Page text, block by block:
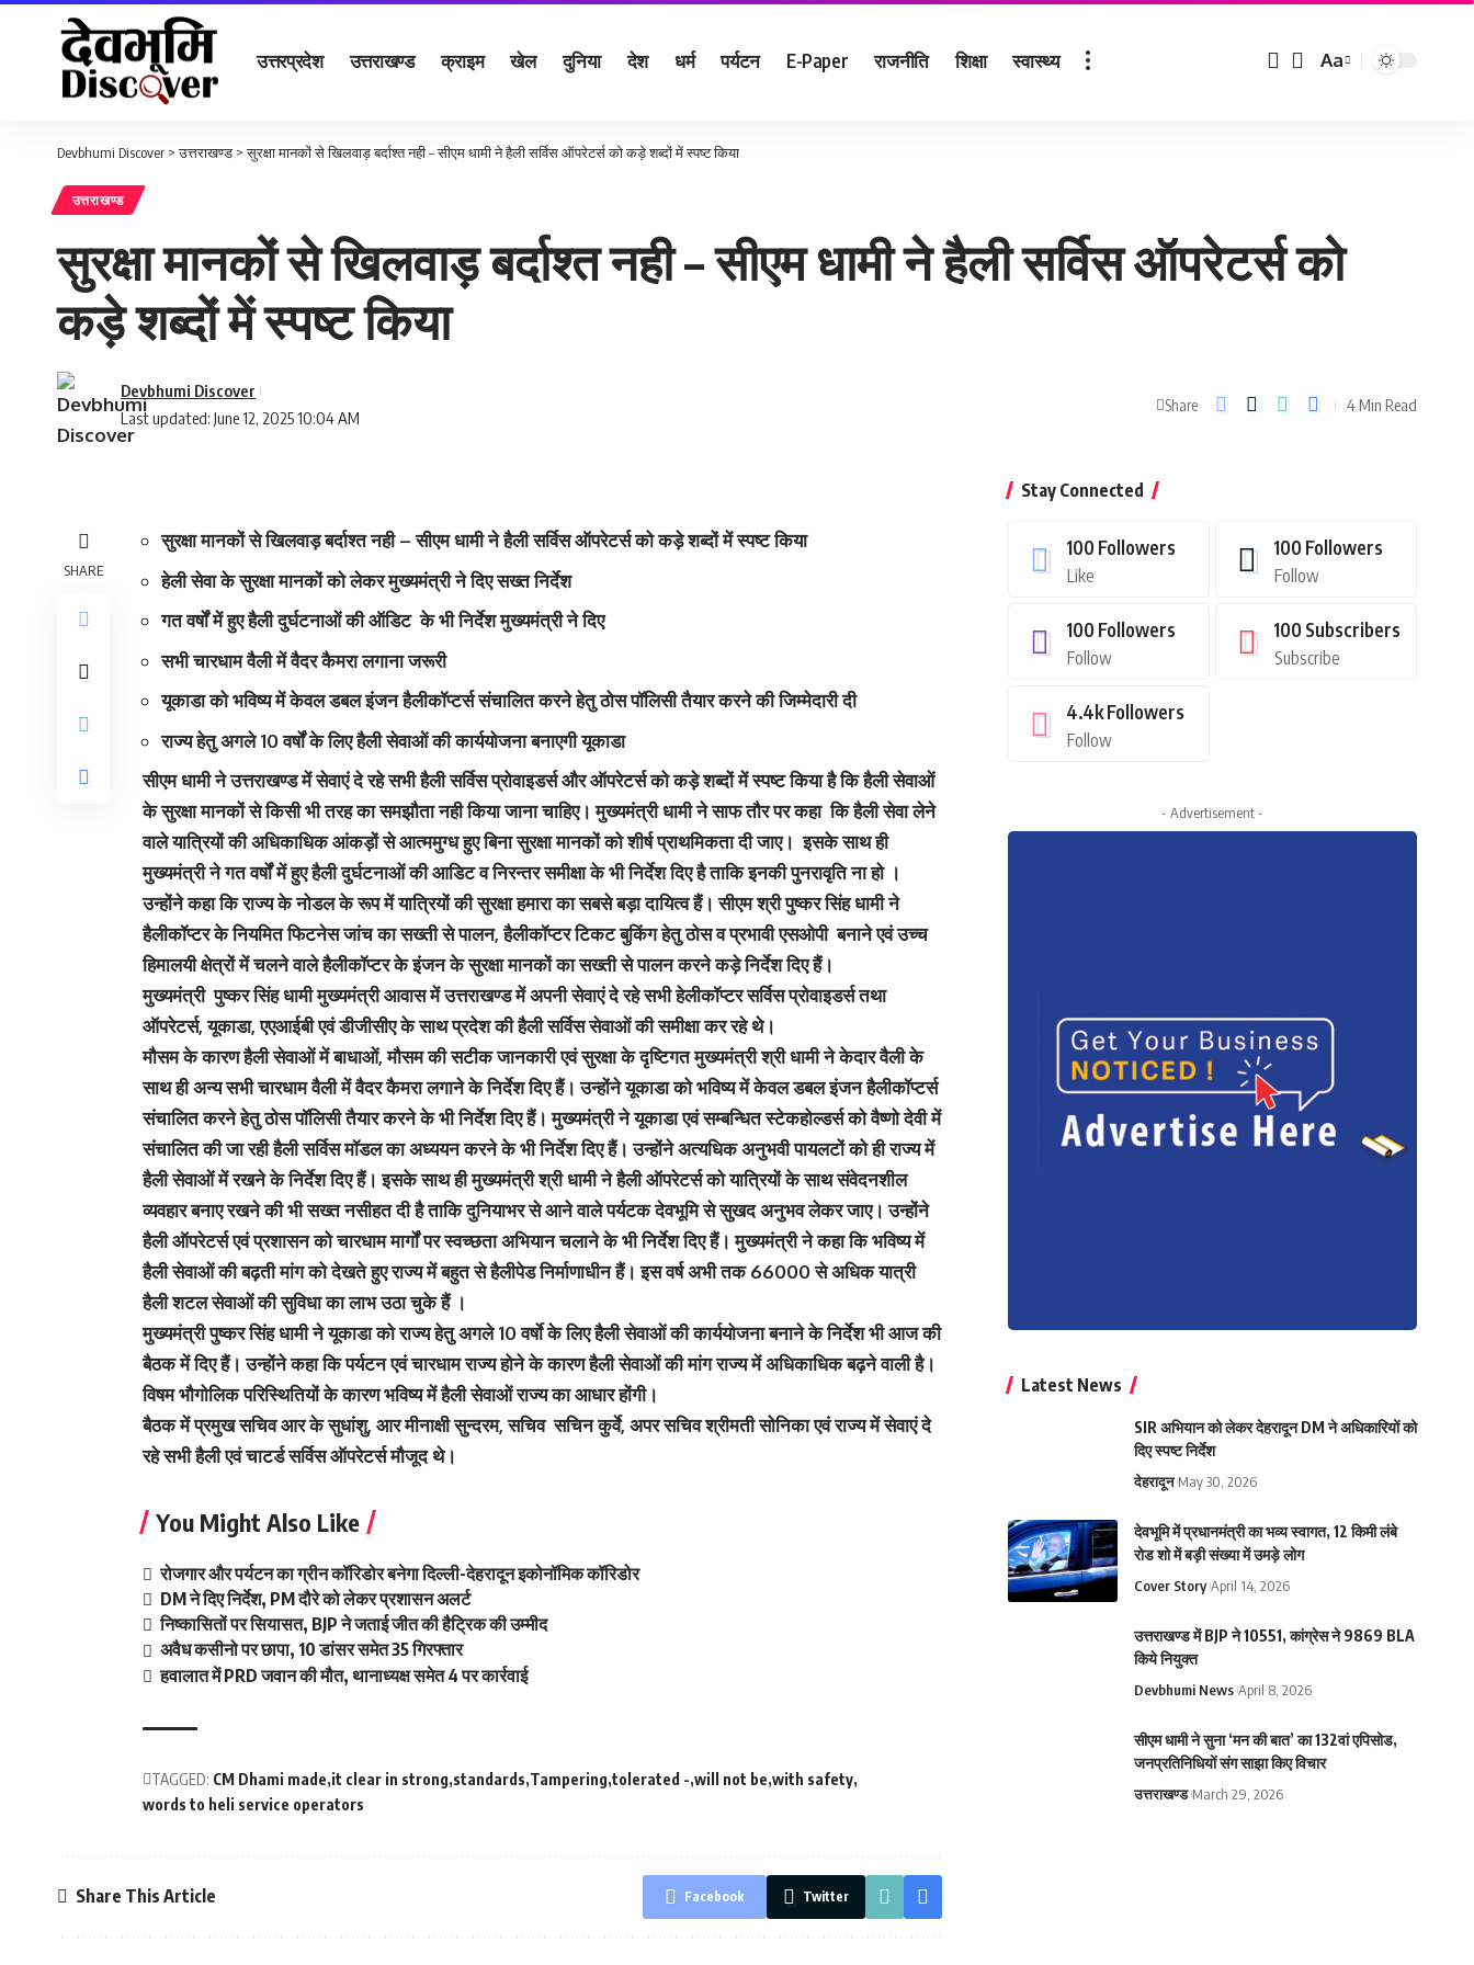
उत्तरप्रदेश उत्तराखण्ड क्राइम खेल दुनिया देश धर्म पर्यटन E-Paper राजनीति शिक्षा स्वास्थ्य
Font
Aa
Devbhumi Discover >उत्तराखण्ड >सुरक्षा मानकों से खिलवाड़ बर्दाश्त नही – सीएम धामी ने हैली सर्विस ऑपरेटर्स को कड़े शब्दों में स्पष्ट किया
उत्तराखण्ड
सुरक्षा मानकों से खिलवाड़ बर्दाश्त नही – सीएम धामी ने हैली सर्विस ऑपरेटर्स को
कड़े शब्दों में स्पष्ट किया
Last updated: June 12, 2025 10:04 AM
Devbhumi Discover
Share 4 Min Read
SHARE
सुरक्षा मानकों से खिलवाड़ बर्दाश्त नही – सीएम धामी ने हैली सर्विस ऑपरेटर्स को कड़े शब्दों में स्पष्ट किया
हेली सेवा के सुरक्षा मानकों को लेकर मुख्यमंत्री ने दिए सख्त निर्देश
गत वर्षों में हुए हैली दुर्घटनाओं की ऑडिट के भी निर्देश मुख्यमंत्री ने दिए
सभी चारधाम वैली में वैदर कैमरा लगाना जरूरी
यूकाडा को भविष्य में केवल डबल इंजन हैलीकॉप्टर्स संचालित करने हेतु ठोस पॉलिसी तैयार करने की जिम्मेदारी दी
राज्य हेतु अगले 10 वर्षों के लिए हैली सेवाओं की कार्ययोजना बनाएगी यूकाडा
सीएम धामी ने उत्तराखण्ड में सेवाएं दे रहे सभी हैली सर्विस प्रोवाइडर्स और ऑपरेटर्स को कड़े शब्दों में स्पष्ट किया है कि हैली सेवाओं
के सुरक्षा मानकों से किसी भी तरह का समझौता नही किया जाना चाहिए। मुख्यमंत्री धामी ने साफ तौर पर कहा कि हैली सेवा लेने
वाले यात्रियों की अधिकाधिक आंकड़ों से आत्ममुग्ध हुए बिना सुरक्षा मानकों को शीर्ष प्राथमिकता दी जाए। इसके साथ ही
मुख्यमंत्री ने गत वर्षों में हुए हैली दुर्घटनाओं की आडिट व निरन्तर समीक्षा के भी निर्देश दिए है ताकि इनकी पुनरावृति ना हो ।
उन्होंने कहा कि राज्य के नोडल के रूप में यात्रियों की सुरक्षा हमारा का सबसे बड़ा दायित्व हैं। सीएम श्री पुष्कर सिंह धामी ने
हैलीकॉप्टर के नियमित फिटनेस जांच का सख्ती से पालन, हैलीकॉप्टर टिकट बुकिंग हेतु ठोस व प्रभावी एसओपी बनाने एवं उच्च
हिमालयी क्षेत्रों में चलने वाले हैलीकॉप्टर के इंजन के सुरक्षा मानकों का सख्ती से पालन करने कड़े निर्देश दिए हैं।
मुख्यमंत्री पुष्कर सिंह धामी मुख्यमंत्री आवास में उत्तराखण्ड में अपनी सेवाएं दे रहे सभी हेलीकॉप्टर सर्विस प्रोवाइडर्स तथा
ऑपरेटर्स, यूकाडा, एएआईबी एवं डीजीसीए के साथ प्रदेश की हैली सर्विस सेवाओं की समीक्षा कर रहे थे।
मौसम के कारण हैली सेवाओं में बाधाओं, मौसम की सटीक जानकारी एवं सुरक्षा के दृष्टिगत मुख्यमंत्री श्री धामी ने केदार वैली के
साथ ही अन्य सभी चारधाम वैली में वैदर कैमरा लगाने के निर्देश दिए हैं। उन्होंने यूकाडा को भविष्य में केवल डबल इंजन हैलीकॉप्टर्स
संचालित करने हेतु ठोस पॉलिसी तैयार करने के भी निर्देश दिए हैं। मुख्यमंत्री ने यूकाडा एवं सम्बन्धित स्टेकहोल्डर्स को वैष्णो देवी में
संचालित की जा रही हैली सर्विस मॉडल का अध्ययन करने के भी निर्देश दिए हैं। उन्होंने अत्यधिक अनुभवी पायलटों को ही राज्य में
हैली सेवाओं में रखने के निर्देश दिए हैं। इसके साथ ही मुख्यमंत्री श्री धामी ने हैली ऑपरेटर्स को यात्रियों के साथ संवेदनशील
व्यवहार बनाए रखने की भी सख्त नसीहत दी है ताकि दुनियाभर से आने वाले पर्यटक देवभूमि से सुखद अनुभव लेकर जाए। उन्होंने
हैली ऑपरेटर्स एवं प्रशासन को चारधाम मार्गों पर स्वच्छता अभियान चलाने के भी निर्देश दिए हैं। मुख्यमंत्री ने कहा कि भविष्य में
हैली सेवाओं की बढ़ती मांग को देखते हुए राज्य में बहुत से हैलीपेड निर्माणाधीन हैं। इस वर्ष अभी तक 66000 से अधिक यात्री
हैली शटल सेवाओं की सुविधा का लाभ उठा चुके हैं ।
मुख्यमंत्री पुष्कर सिंह धामी ने यूकाडा को राज्य हेतु अगले 10 वर्षाे के लिए हैली सेवाओं की कार्ययोजना बनाने के निर्देश भी आज की
बैठक में दिए हैं। उन्होंने कहा कि पर्यटन एवं चारधाम राज्य होने के कारण हैली सेवाओं की मांग राज्य में अधिकाधिक बढ़ने वाली है।
विषम भौगोलिक परिस्थितियों के कारण भविष्य में हैली सेवाओं राज्य का आधार होंगी।
बैठक में प्रमुख सचिव आर के सुधांशु, आर मीनाक्षी सुन्दरम, सचिव सचिन कुर्वे, अपर सचिव श्रीमती सोनिका एवं राज्य में सेवाएं दे
रहे सभी हैली एवं चाटर्ड सर्विस ऑपरेटर्स मौजूद थे।
You Might Also Like
रोजगार और पर्यटन का ग्रीन कॉरिडोर बनेगा दिल्ली-देहरादून इकोनॉमिक कॉरिडोर
DM ने दिए निर्देश, PM दौरे को लेकर प्रशासन अलर्ट
निष्कासितों पर सियासत, BJP ने जताई जीत की हैट्रिक की उम्मीद
अवैध कसीनो पर छापा, 10 डांसर समेत 35 गिरफ्तार
हवालात में PRD जवान की मौत, थानाध्यक्ष समेत 4 पर कार्रवाई
TAGGED: CM Dhami made it clear in strong standards Tampering tolerated - will not be with safety
words to heli service operators
Share This Article Facebook Twitter
Stay Connected
100 Followers
Like
100 Followers
Follow
100 Followers
Follow
100 Subscribers
Subscribe
4.4kFollowers
Follow
- Advertisement -
Latest News
SIR अभियान को लेकर देहरादून DM ने अधिकारियों को
दिए स्पष्ट निर्देश
देहरादून May 30, 2026
देवभूमि में प्रधानमंत्री का भव्य स्वागत, 12 किमी लंबे
रोड शो में बड़ी संख्या में उमड़े लोग
Cover Story April 14, 2026
उत्तराखण्ड में BJP ने 10551, कांग्रेस ने 9869 BLA
किये नियुक्त
Devbhumi News April 8, 2026
सीएम धामी ने सुना ‘मन की बात’ का 132वां एपिसोड,
जनप्रतिनिधियों संग साझा किए विचार
उत्तराखण्ड March 29, 2026